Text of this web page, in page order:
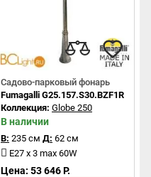
Садово-парковый фонарь
Fumagalli G25.157.S30.BZF1R
Коллекция: Globe 250
В наличии
В: 235 см Д: 62 см
E27 x 3 max 60W
Цена: 53 646 Р.